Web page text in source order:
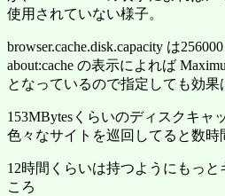
使用されていない様子。
browser.cache.disk.capacity は
about:cache の表示によれば
となっているので指定しても効果
153MBytesくらいのディスクキャ
色々なサイトを巡回してると数時
12時間くらいは持つようにもっ
ころ